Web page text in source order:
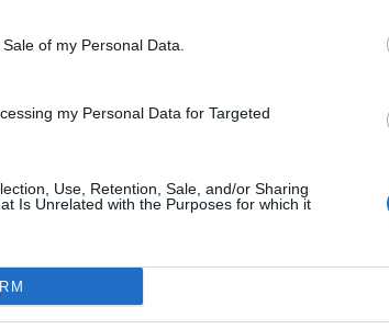
of my Personal Data.
my Personal Data for Targeted
Use, Retention, Sale, and/or Sharing
Is Unrelated with the Purposes for which it